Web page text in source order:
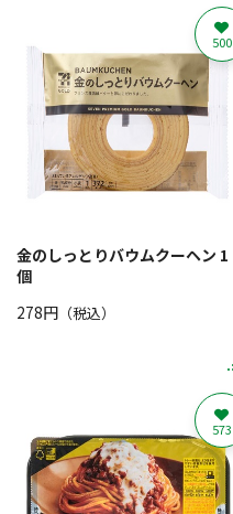
金のしっとりバウムクーヘン 1
個
278円 （税込）
500
573